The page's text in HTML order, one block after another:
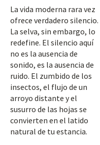
La vida moderna rara vez
ofrece verdadero silencio.
La selva, sin embargo, lo
redefine. El silencio aquí
no es la ausencia de
sonido, es la ausencia de
ruido. El zumbido de los
insectos, el flujo de un
arroyo distante y el
susurro de las hojas se
convierten en el latido
natural de tu estancia.